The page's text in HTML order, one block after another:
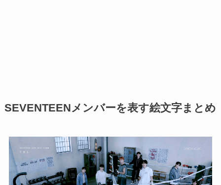
SEVENTEENメンバーを表す絵文字まとめ